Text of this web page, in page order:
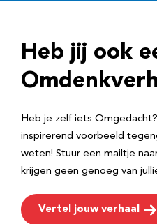
r
e
Heb jij ook
Heb je zelf iets
inspirerend voorbeeld
weten! Stuur een mailtje
krijgen geen genoeg van
Vertel jouw verhaal